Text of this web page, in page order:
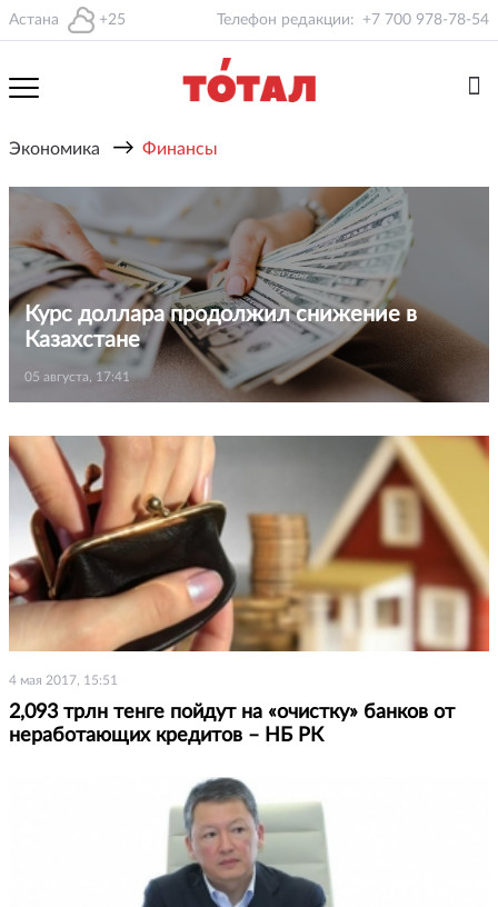
Астана +25 Телефон редакции: +7 700 978-78-54
Экономика → Финансы
Курс доллара продолжил снижение в
Казахстане
05 августа, 17:41
4 мая 2017, 15:51
2,093 трлн тенге пойдут на «очистку» банков от
неработающих кредитов – НБ РК